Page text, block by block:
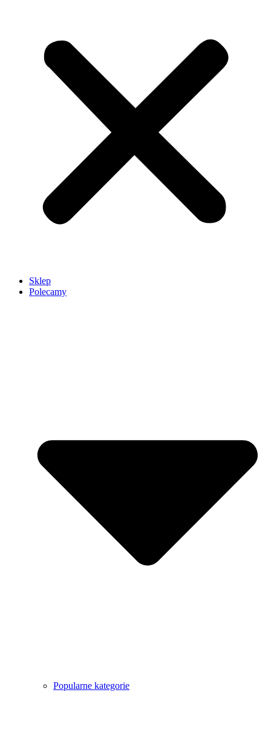
Sklep
Polecamy
Popularne kategorie